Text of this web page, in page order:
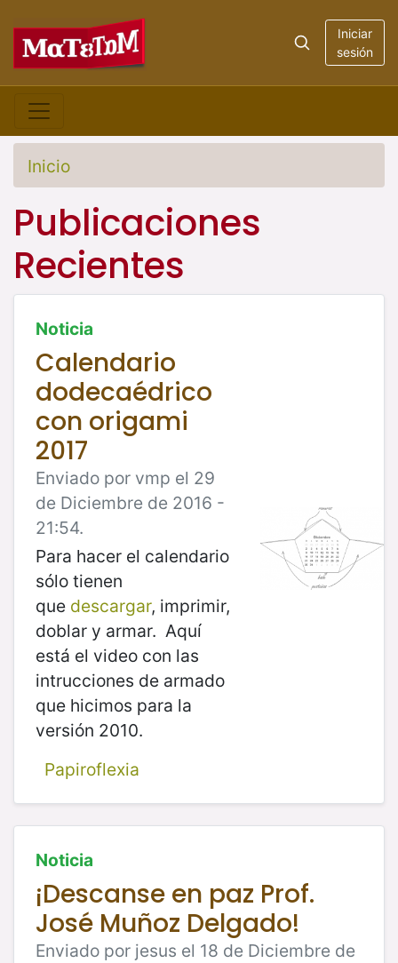
Iniciar
sesión
Inicio
Publicaciones
Recientes
Noticia
Calendario
dodecaédrico
con origami
2017
Enviado por vmp el 29
de Diciembre de 2016 -
21:54.
Para hacer el calendario
sólo tienen
que descargar, imprimir,
doblar y armar. Aquí
está el video con las
intrucciones de armado
que hicimos para la
versión 2010.
Papiroflexia
Noticia
¡Descanse en paz Prof.
José Muñoz Delgado!
Enviado por jesus el 18 de Diciembre de